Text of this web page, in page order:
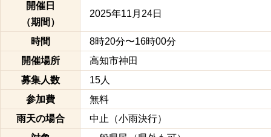
開催日
（期間）
2025年11月24日
時間
8時20分〜16時00分
開催場所
高知市神田
募集人数
15人
参加費
無料
雨天の場合
中止（小雨決行）